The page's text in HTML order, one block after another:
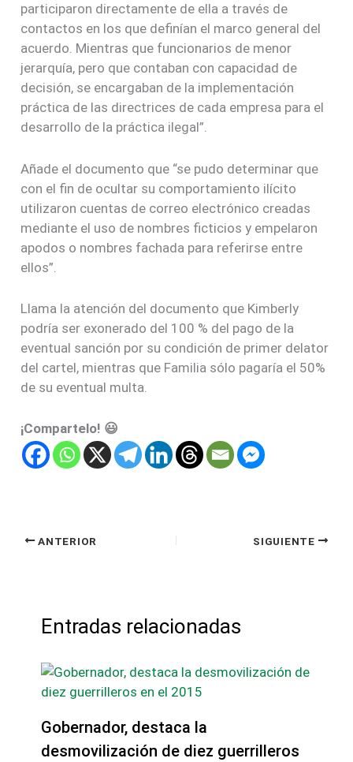
participaron directamente de ella a través de
contactos en los que definían el marco general del
acuerdo. Mientras que funcionarios de menor
jerarquía, pero que contaban con capacidad de
decisión, se encargaban de la implementación
práctica de las directrices de cada empresa para el
desarrollo de la práctica ilegal”.
Añade el documento que “se pudo determinar que
con el fin de ocultar su comportamiento ilícito
utilizaron cuentas de correo electrónico creadas
mediante el uso de nombres ficticios y empelaron
apodos o nombres fachada para referirse entre
ellos”.
Llama la atención del documento que Kimberly
podría ser exonerado del 100 % del pago de la
eventual sanción por su condición de primer delator
del cartel, mientras que Familia sólo pagaría el 50%
de su eventual multa.
¡Compartelo! 😃
ANTERIOR SIGUIENTE
Entradas relacionadas
Gobernador, destaca la
desmovilización de diez guerrilleros